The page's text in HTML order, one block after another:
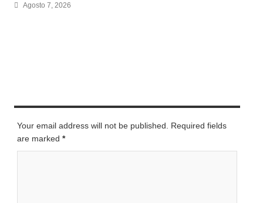
Agosto 7, 2026
Your email address will not be published. Required fields
are marked *